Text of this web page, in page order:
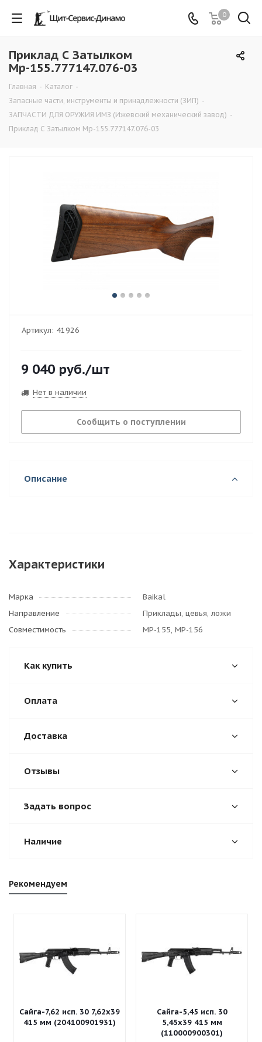
0
Приклад С Затылком
Мр-155.777147.076-03
Главная - Каталог -
Запасные части, инструменты и принадлежности (ЗИП) -
ЗАПЧАСТИ ДЛЯ ОРУЖИЯ ИМЗ (Ижевский механический завод) -
Приклад С Затылком Мр-155.777147.076-03
Артикул: 41926
9 040 руб./шт
Нет в наличии
Сообщить о поступлении
Описание
Характеристики
Марка
Baikal
Направление
Приклады, цевья, ложи
Совместимость
МР-155, МР-156
Как купить
Оплата
Доставка
Отзывы
Задать вопрос
Наличие
Рекомендуем
Сайга-7,62 исп. 30 7,62x39
415 мм (204100901931)
Сайга-5,45 исп. 30
5,45x39 415 мм
(110000900301)